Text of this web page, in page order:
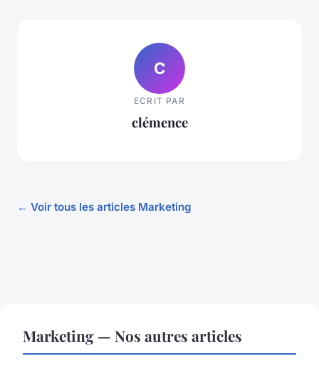
C
ECRIT PAR
clémence
← Voir tous les articles Marketing
Marketing — Nos autres articles